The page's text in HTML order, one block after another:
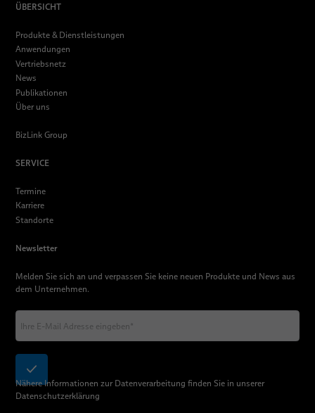
ÜBERSICHT
Produkte & Dienstleistungen
Anwendungen
Vertriebsnetz
News
Publikationen
Über uns
BizLink Group
SERVICE
Termine
Karriere
Standorte
Newsletter
Melden Sie sich an und verpassen Sie keine neuen Produkte und News aus
dem Unternehmen.
Nähere Informationen zur Datenverarbeitung finden Sie in unserer
Datenschutzerklärung